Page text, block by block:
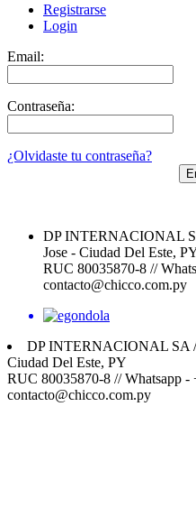
Registrarse
Login
Email:
Contraseña:
¿Olvidaste tu contraseña?
DP INTERNACIONAL
Jose - Ciudad Del Este,
RUC 80035870-8 //
contacto@chicco.com.py
DP INTERNACIONAL SA
Ciudad Del Este, PY
RUC 80035870-8 // Whatsapp
contacto@chicco.com.py